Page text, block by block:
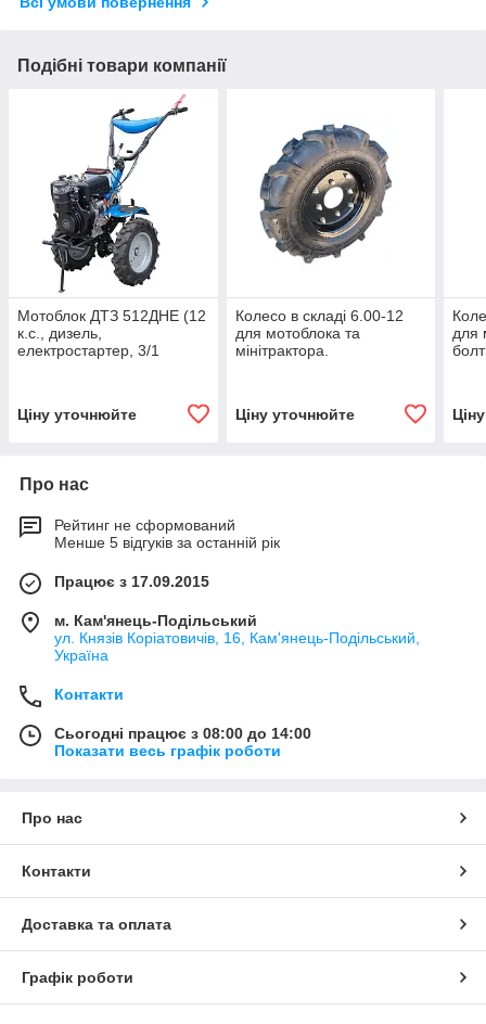
Подібні товари компанії
Мотоблок ДТЗ 512ДНЕ (12
к.с., дизель,
електростартер, 3/1
Ціну уточнюйте
Колесо в складі 6.00-12
для мотоблока та
мінітрактора.
Ціну уточнюйте
для
Про нас
Рейтинг не сформований
Менше 5 відгуків за останній рік
Працює з 17.09.2015
м. Кам'янець-Подільський
ул. Князів Коріатовичів, 16, Кам'янець-Подільський,
Україна
Контакти
Сьогодні працює з 08:00 до 14:00
Показати весь графік роботи
Про нас
Контакти
Доставка та оплата
Графік роботи